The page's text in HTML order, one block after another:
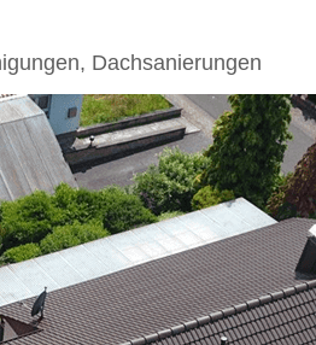
Dachsanierungen